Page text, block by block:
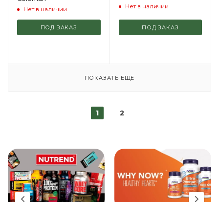
Нет в наличии
ПОД ЗАКАЗ
Нет в наличии
ПОД ЗАКАЗ
ПОКАЗАТЬ ЕЩЕ
1 2